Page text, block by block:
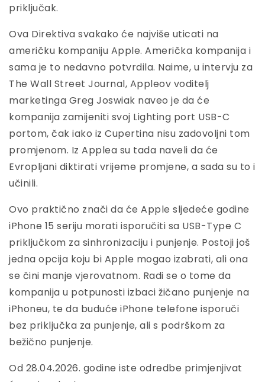
priključak.
Ova Direktiva svakako će najviše uticati na
američku kompaniju Apple. Američka kompanija i
sama je to nedavno potvrdila. Naime, u intervju za
The Wall Street Journal, Appleov voditelj
marketinga Greg Joswiak naveo je da će
kompanija zamijeniti svoj Lighting port USB-C
portom, čak iako iz Cupertina nisu zadovoljni tom
promjenom. Iz Applea su tada naveli da će
Evropljani diktirati vrijeme promjene, a sada su to i
učinili.
Ovo praktično znači da će Apple sljedeće godine
iPhone 15 seriju morati isporučiti sa USB-Type C
priključkom za sinhronizaciju i punjenje. Postoji još
jedna opcija koju bi Apple mogao izabrati, ali ona
se čini manje vjerovatnom. Radi se o tome da
kompanija u potpunosti izbaci žičano punjenje na
iPhoneu, te da buduće iPhone telefone isporuči
bez priključka za punjenje, ali s podrškom za
bežično punjenje.
Od 28.04.2026. godine iste odredbe primjenjivat